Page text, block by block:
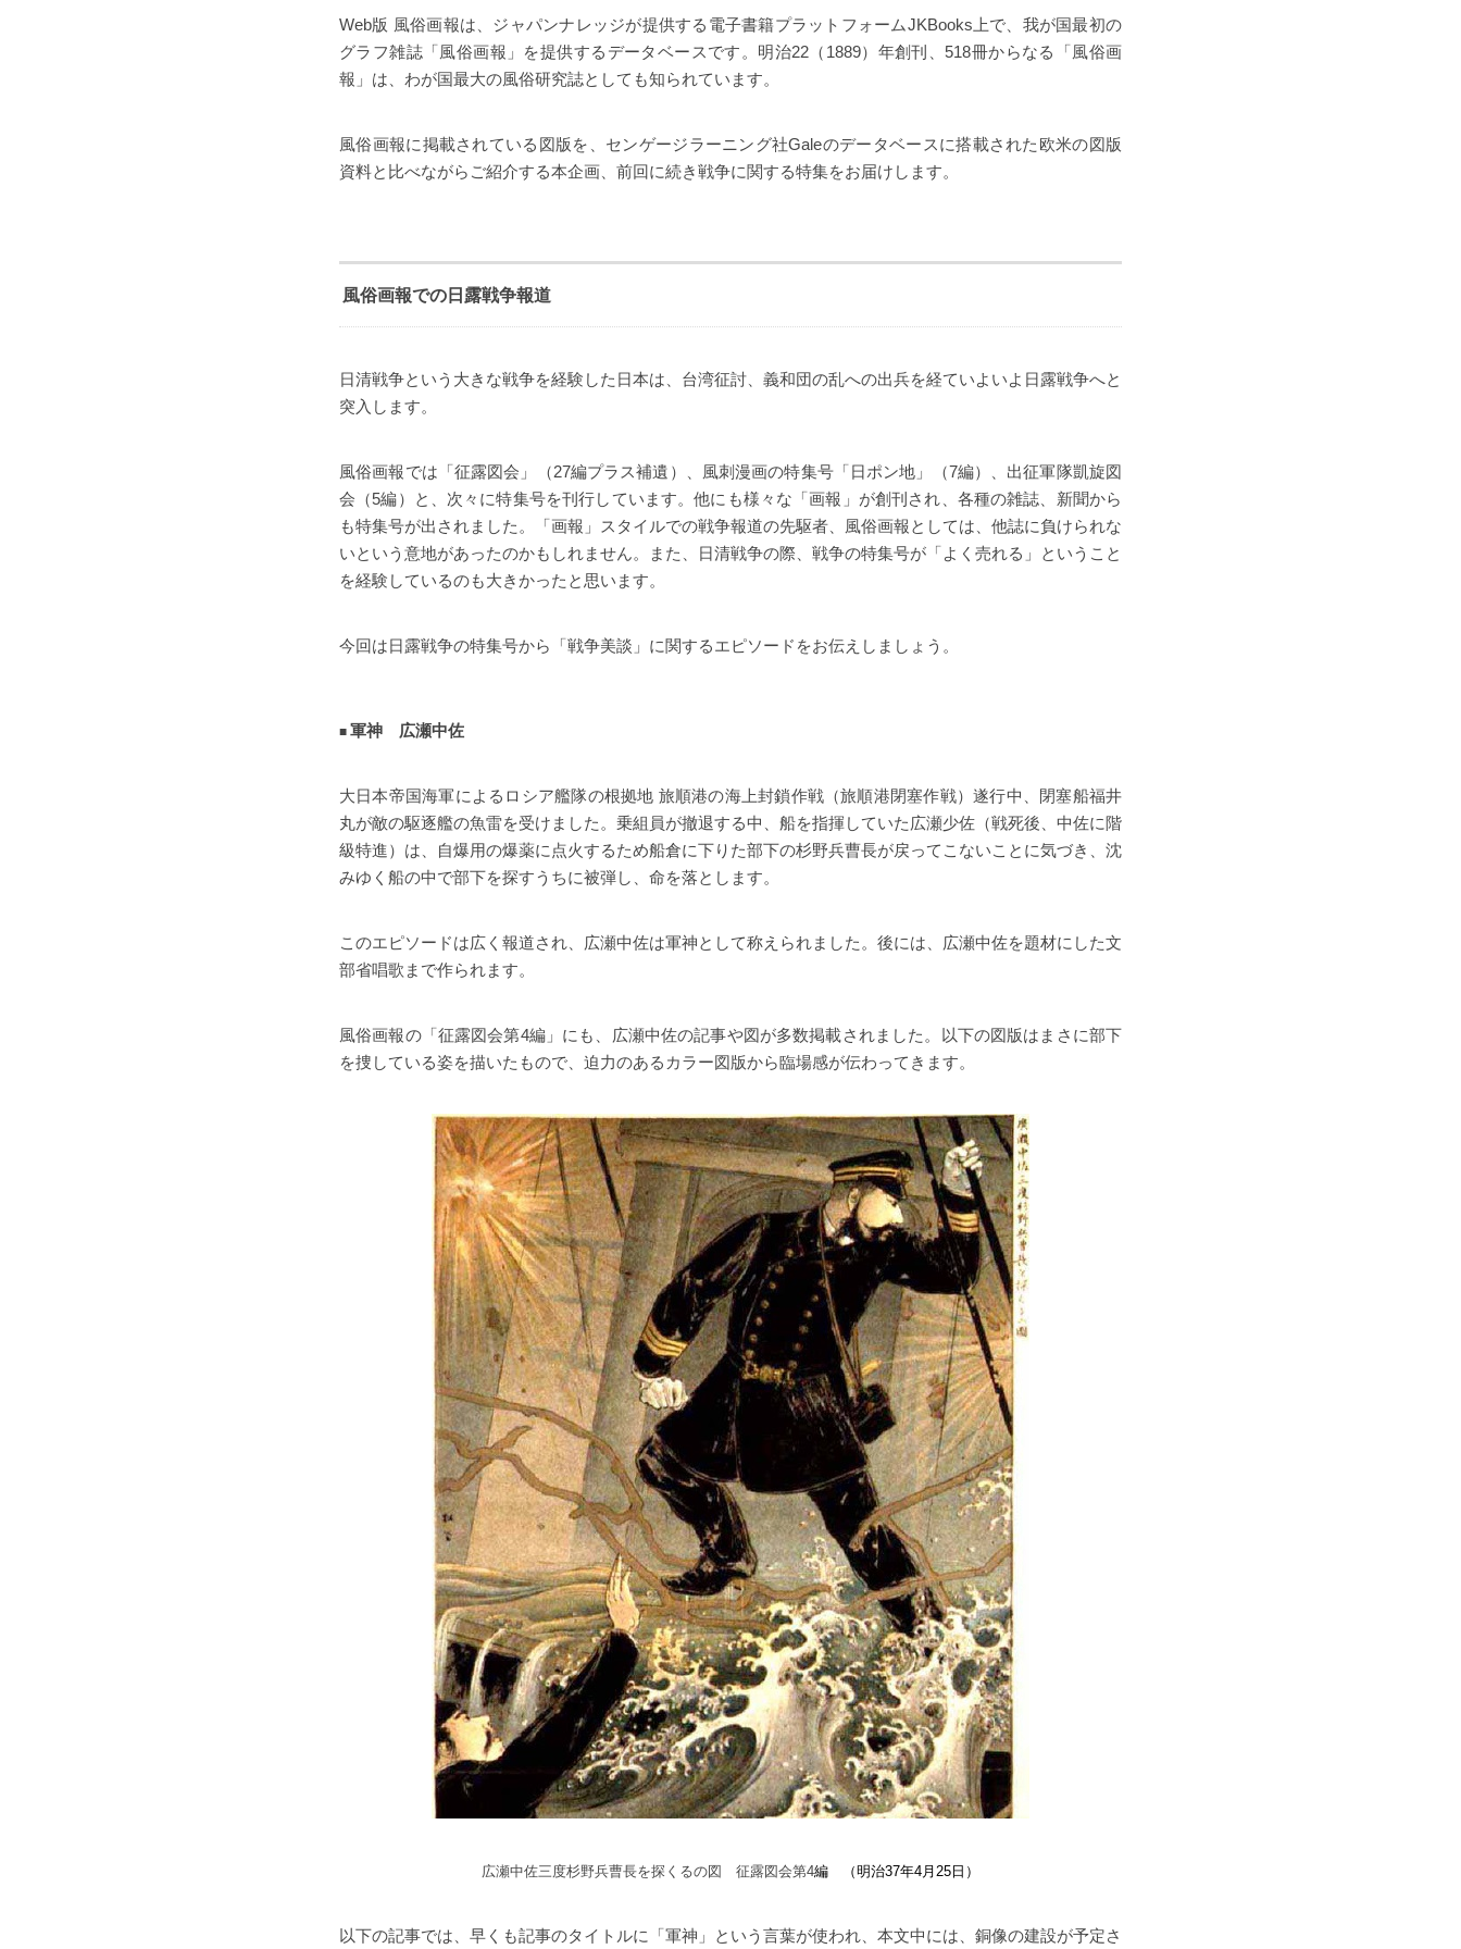
Web版 風俗画報は、ジャパンナレッジが提供する電子書籍プラットフォームJKBooks上で、我が国最初の
グラフ雑誌「風俗画報」を提供するデータベースです。明治22（1889）年創刊、518冊からなる「風俗画
報」は、わが国最大の風俗研究誌としても知られています。
風俗画報に掲載されている図版を、センゲージラーニング社Galeのデータベースに搭載された欧米の図版
資料と比べながらご紹介する本企画、前回に続き戦争に関する特集をお届けします。
風俗画報での日露戦争報道
日清戦争という大きな戦争を経験した日本は、台湾征討、義和団の乱への出兵を経ていよいよ日露戦争へと
突入します。
風俗画報では「征露図会」（27編プラス補遺）、風刺漫画の特集号「日ポン地」（7編）、出征軍隊凱旋図
会（5編）と、次々に特集号を刊行しています。他にも様々な「画報」が創刊され、各種の雑誌、新聞から
も特集号が出されました。「画報」スタイルでの戦争報道の先駆者、風俗画報としては、他誌に負けられな
いという意地があったのかもしれません。また、日清戦争の際、戦争の特集号が「よく売れる」ということ
を経験しているのも大きかったと思います。
今回は日露戦争の特集号から「戦争美談」に関するエピソードをお伝えしましょう。
軍神 広瀬中佐
大日本帝国海軍によるロシア艦隊の根拠地 旅順港の海上封鎖作戦（旅順港閉塞作戦）遂行中、閉塞船福井
丸が敵の駆逐艦の魚雷を受けました。乗組員が撤退する中、船を指揮していた広瀬少佐（戦死後、中佐に階
級特進）は、自爆用の爆薬に点火するため船倉に下りた部下の杉野兵曹長が戻ってこないことに気づき、沈
みゆく船の中で部下を探すうちに被弾し、命を落とします。
このエピソードは広く報道され、広瀬中佐は軍神として称えられました。後には、広瀬中佐を題材にした文
部省唱歌まで作られます。
風俗画報の「征露図会第4編」にも、広瀬中佐の記事や図が多数掲載されました。以下の図版はまさに部下
を捜している姿を描いたもので、迫力のあるカラー図版から臨場感が伝わってきます。
広瀬中佐三度杉野兵曹長を探くるの図 征露図会第4編 （明治37年4 月 25日）
以下の記事では、早くも記事のタイトルに「軍神」という言葉が使われ、本文中には、銅像の建設が予定さ